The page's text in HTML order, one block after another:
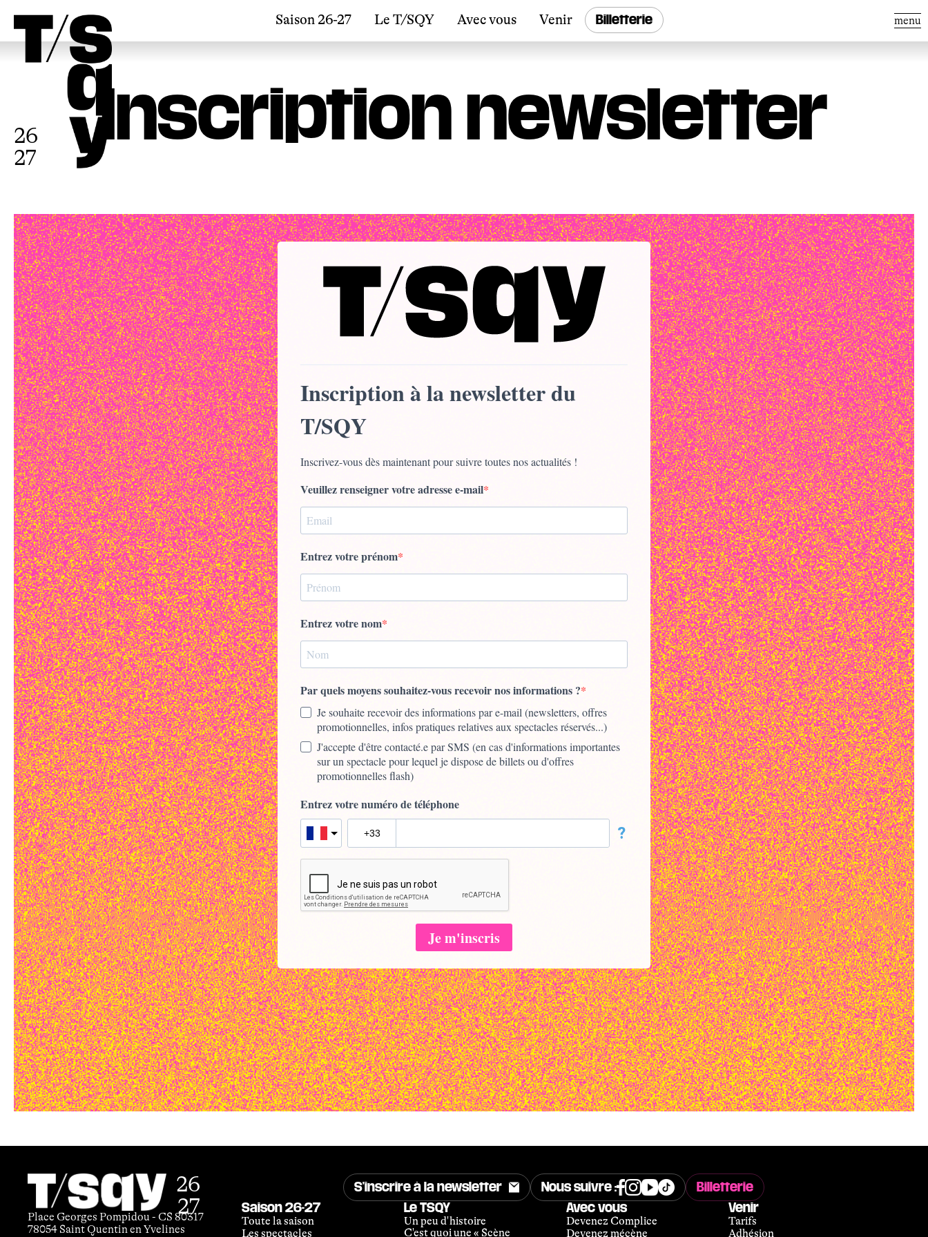
26
27
Saison 26-27 Le T/SQY Avec vous Venir Billetterie menu
Inscription newsletter
26
27
Place Georges Pompidou - CS 80317
78054 Saint Quentin en Yvelines
S'inscrire à la newsletter Nous suivre :
Billetterie
Saison 26-27
Toute la saison
Les spectacles
Le TSQY
Un peu d'histoire
C'est quoi une « Scène
Avec vous
Devenez Complice
Devenez mécène
Venir
Tarifs
Adhésion